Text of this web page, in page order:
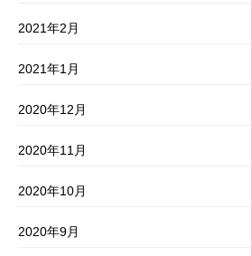
2021年2月
2021年1月
2020年12月
2020年11月
2020年10月
2020年9月